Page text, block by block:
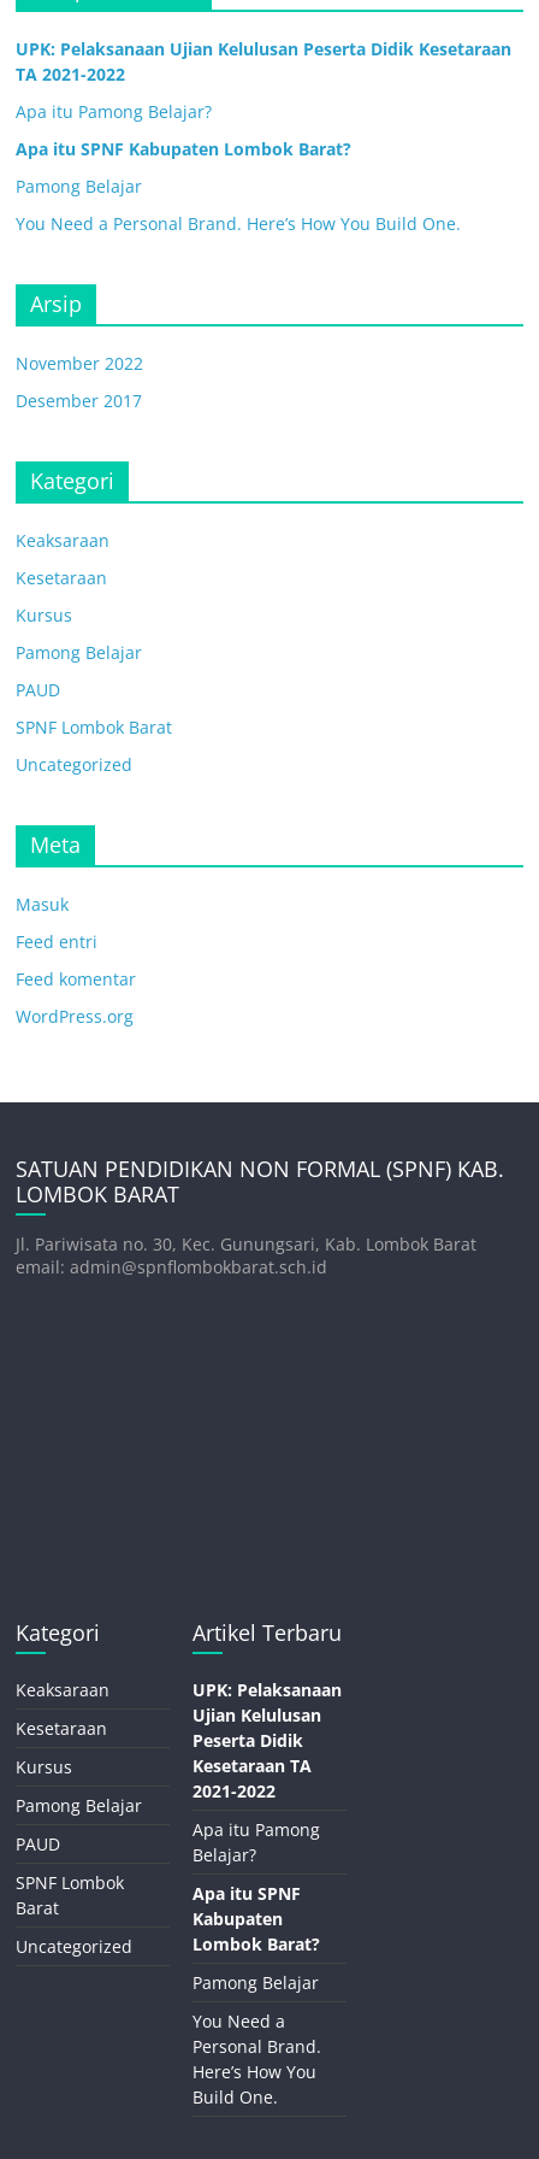
UPK: Pelaksanaan Ujian Kelulusan Peserta Didik Kesetaraan
TA 2021-2022
Apa itu Pamong Belajar?
Apa itu SPNF Kabupaten Lombok Barat?
Pamong Belajar
You Need a Personal Brand. Here’s How You Build One.
Arsip
November 2022
Desember 2017
Kategori
Keaksaraan
Kesetaraan
Kursus
Pamong Belajar
PAUD
SPNF Lombok Barat
Uncategorized
Meta
Masuk
Feed entri
Feed komentar
WordPress.org
SATUAN PENDIDIKAN NON FORMAL (SPNF) KAB.
LOMBOK BARAT
Jl. Pariwisata no. 30, Kec. Gunungsari, Kab. Lombok Barat
email: admin@spnflombokbarat.sch.id
Kategori
Keaksaraan
Kesetaraan
Kursus
Pamong Belajar
PAUD
SPNF Lombok
Barat
Uncategorized
Artikel Terbaru
UPK: Pelaksanaan
Ujian Kelulusan
Peserta Didik
Kesetaraan TA
2021-2022
Apa itu Pamong
Belajar?
Apa itu SPNF
Kabupaten
Lombok Barat?
Pamong Belajar
You Need a
Personal Brand.
Here’s How You
Build One.